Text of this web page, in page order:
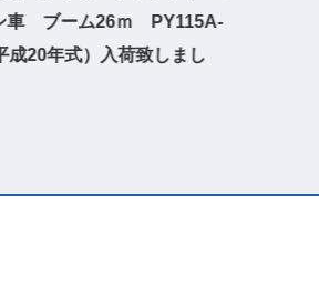
車 ブーム26ｍ PY115A-
成20年式）入荷致しまし